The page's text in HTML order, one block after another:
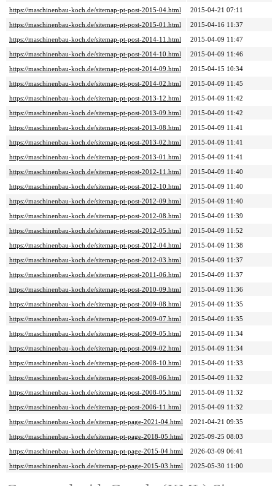
https://maschinenbau-koch.de/sitemap-pt-post-2015-04.html
2015-04-21 07:11
https://maschinenbau-koch.de/sitemap-pt-post-2015-01.html
2015-04-16 11:37
https://maschinenbau-koch.de/sitemap-pt-post-2014-11.html
2015-04-09 11:47
https://maschinenbau-koch.de/sitemap-pt-post-2014-10.html
2015-04-09 11:46
https://maschinenbau-koch.de/sitemap-pt-post-2014-09.html
2015-04-15 10:34
https://maschinenbau-koch.de/sitemap-pt-post-2014-02.html
2015-04-09 11:45
https://maschinenbau-koch.de/sitemap-pt-post-2013-12.html
2015-04-09 11:42
https://maschinenbau-koch.de/sitemap-pt-post-2013-09.html
2015-04-09 11:42
https://maschinenbau-koch.de/sitemap-pt-post-2013-08.html
2015-04-09 11:41
https://maschinenbau-koch.de/sitemap-pt-post-2013-02.html
2015-04-09 11:41
https://maschinenbau-koch.de/sitemap-pt-post-2013-01.html
2015-04-09 11:41
https://maschinenbau-koch.de/sitemap-pt-post-2012-11.html
2015-04-09 11:40
https://maschinenbau-koch.de/sitemap-pt-post-2012-10.html
2015-04-09 11:40
https://maschinenbau-koch.de/sitemap-pt-post-2012-09.html
2015-04-09 11:40
https://maschinenbau-koch.de/sitemap-pt-post-2012-08.html
2015-04-09 11:39
https://maschinenbau-koch.de/sitemap-pt-post-2012-05.html
2015-04-09 11:52
https://maschinenbau-koch.de/sitemap-pt-post-2012-04.html
2015-04-09 11:38
https://maschinenbau-koch.de/sitemap-pt-post-2012-03.html
2015-04-09 11:37
https://maschinenbau-koch.de/sitemap-pt-post-2011-06.html
2015-04-09 11:37
https://maschinenbau-koch.de/sitemap-pt-post-2010-09.html
2015-04-09 11:36
https://maschinenbau-koch.de/sitemap-pt-post-2009-08.html
2015-04-09 11:35
https://maschinenbau-koch.de/sitemap-pt-post-2009-07.html
2015-04-09 11:35
https://maschinenbau-koch.de/sitemap-pt-post-2009-05.html
2015-04-09 11:34
https://maschinenbau-koch.de/sitemap-pt-post-2009-02.html
2015-04-09 11:34
https://maschinenbau-koch.de/sitemap-pt-post-2008-10.html
2015-04-09 11:33
https://maschinenbau-koch.de/sitemap-pt-post-2008-06.html
2015-04-09 11:32
https://maschinenbau-koch.de/sitemap-pt-post-2008-05.html
2015-04-09 11:32
https://maschinenbau-koch.de/sitemap-pt-post-2006-11.html
2015-04-09 11:32
https://maschinenbau-koch.de/sitemap-pt-page-2021-04.html
2021-04-21 09:35
https://maschinenbau-koch.de/sitemap-pt-page-2018-05.html
2025-09-25 08:03
https://maschinenbau-koch.de/sitemap-pt-page-2015-04.html
2026-03-09 06:41
https://maschinenbau-koch.de/sitemap-pt-page-2015-03.html
2025-05-30 11:00